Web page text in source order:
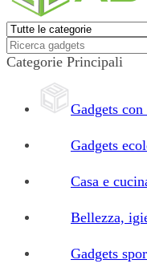
Categorie Principali
Gadgets
Gadgets
Casa e
Bellezza,
Gadgets